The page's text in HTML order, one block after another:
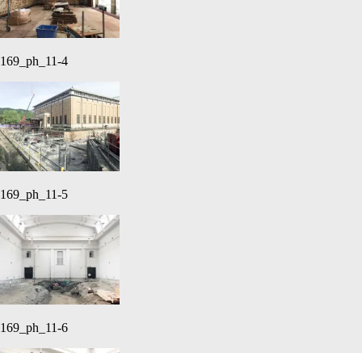
169_ph_11-4
169_ph_11-5
169_ph_11-6